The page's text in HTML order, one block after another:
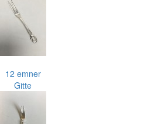
12 emner
Gitte